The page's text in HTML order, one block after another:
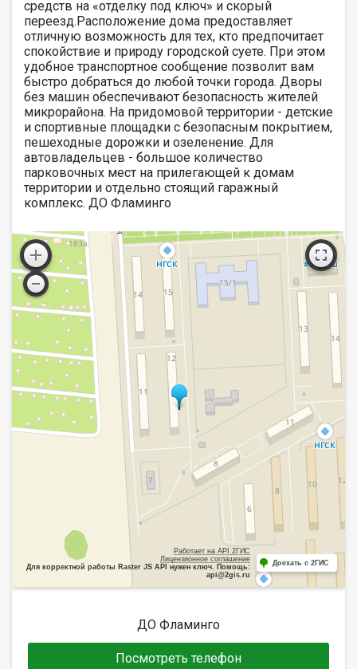
средств на «отделку под ключ» и скорый
переезд.Расположение дома предоставляет
отличную возможность для тех, кто предпочитает
спокойствие и природу городской суете. При этом
удобное транспортное сообщение позволит вам
быстро добраться до любой точки города. Дворы
без машин обеспечивают безопасность жителей
микрорайона. На придомовой территории - детские
и спортивные площадки с безопасным покрытием,
пешеходные дорожки и озеленение. Для
автовладельцев - большое количество
парковочных мест на прилегающей к домам
территории и отдельно стоящий гаражный
комплекс. ДО Фламинго
Работает на API 2ГИС
Лицензионное соглашение
Для корректной работы Raster JS API нужен ключ. Помощь:
api@2gis.ru
Доехать с 2ГИС
ДО Фламинго
Посмотреть телефон